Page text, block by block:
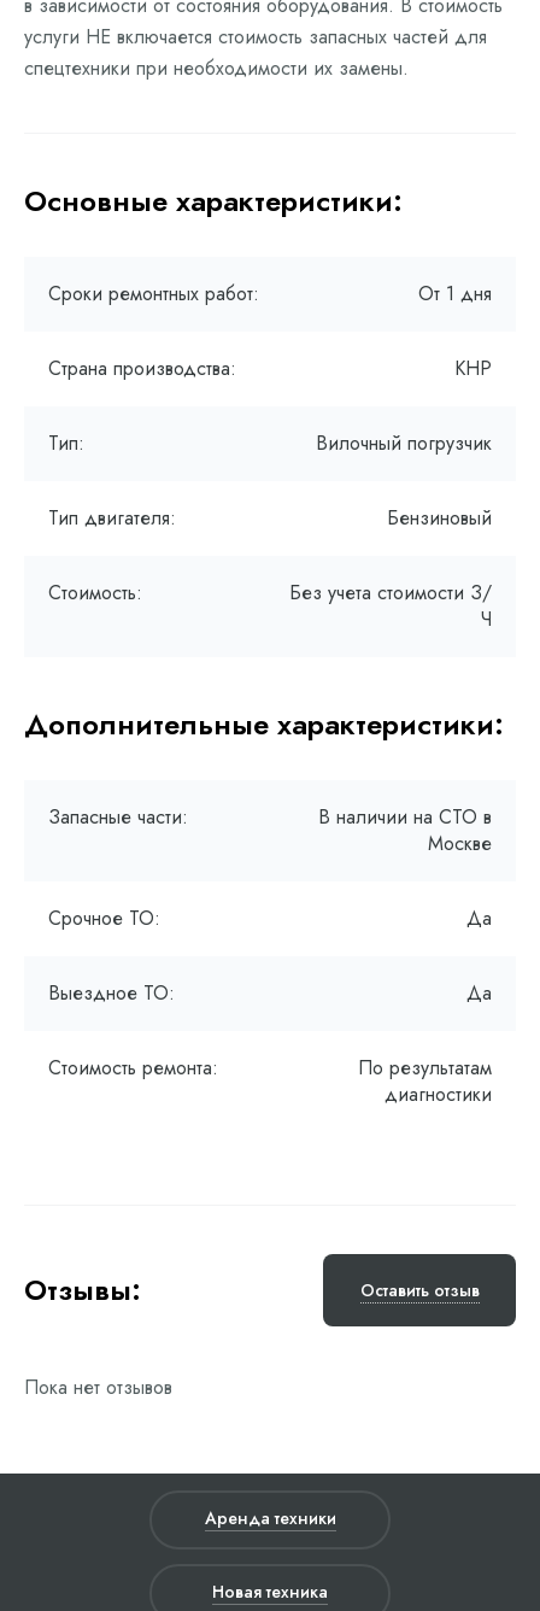
услуги НЕ включается стоимость запасных частей для
спецтехники при необходимости их замены.
Основные характеристики:
Сроки ремонтных работ: От 1 дня
Страна производства: КНР
Тип: Вилочный погрузчик
Тип двигателя: Бензиновый
Стоимость:
Без учета стоимости З/
Ч
Дополнительные характеристики:
Запасные части:
В наличии на СТО в
Москве
Срочное ТО: Да
Выездное ТО: Да
Стоимость ремонта:
По результатам
диагностики
Отзывы: Оставить отзыв
Пока нет отзывов
Аренда техники
Новая техника